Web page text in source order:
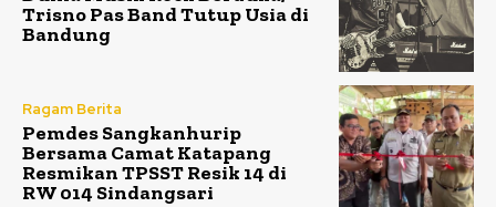
Trisno Pas Band Tutup Usia di
Bandung
Ragam Berita
Pemdes Sangkanhurip
Bersama Camat Katapang
Resmikan TPSST Resik 14 di
RW 014 Sindangsari